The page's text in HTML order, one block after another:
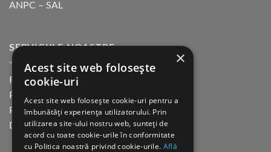
ANPC – SAL
SERVICIILE NOASTRE
Returnare in 30 de zile
Plata cu cardul Guerrilla
Plata in rate fara dobanda
Distributie sau profesionisti
×
Acest site web folosește
cookie-uri
Acest site web folosește cookie-uri pentru a
îmbunătăți experiența utilizatorului. Prin
utilizarea site-ului nostru web, sunteți de
acord cu toate cookie-urile în conformitate
cu Politica noastră privind cookie-urile. Află